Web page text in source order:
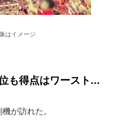
はイメージ
も得点はワースト...
が訪れた。